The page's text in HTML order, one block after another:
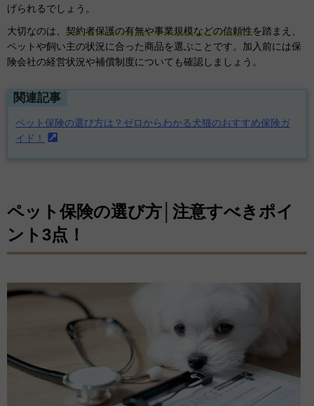
げられるでしょう。
大切なのは、 契約者保護の有無や事業規模などの信頼性を踏まえ、
ペットや飼い主の状況に合った商品を選ぶことです。加入前には保
険会社の経営状況や補償制度についても確認しましょう。
関連記事
ペット保険の選び方は？ゼロからわかる犬猫のおすすめ保険ガ
イド！
ペット保険の選び方│注意すべきポイ
ント3点！